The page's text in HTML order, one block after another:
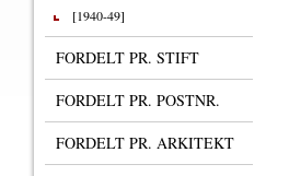
[1940-49]
FORDELT PR. STIFT
FORDELT PR. POSTNR.
FORDELT PR. ARKITEKT